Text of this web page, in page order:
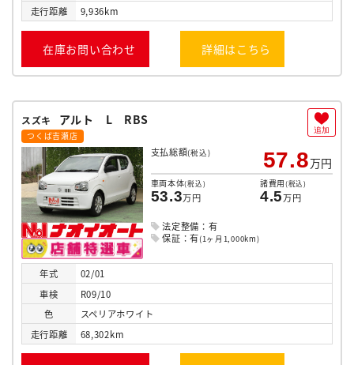
走行距離 9,936km
在庫お問い合わせ 詳細はこちら
スズキ アルト L RBS
つくば吉瀬店
支払総額(税込) 57.8万円
車両本体(税込)
53.3万円
諸費用(税込)
4.5万円
法定整備：有
保証：有(1ヶ月1,000km)
年式
02/01
車検
R09/10
色
スペリアホワイト
走行距離 68,302km
追加